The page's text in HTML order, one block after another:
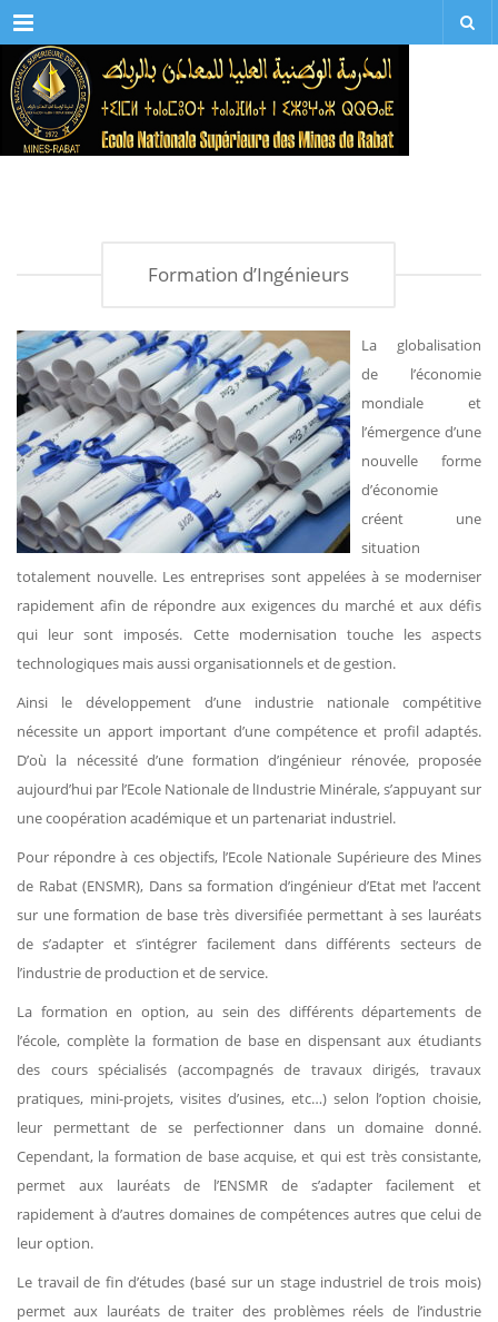
Menu
Formation d’Ingénieurs
La globalisation
de l’économie
mondiale et
l’émergence d’une
nouvelle forme
d’économie
créent une
situation
totalement nouvelle. Les entreprises sont appelées à se moderniser
rapidement afin de répondre aux exigences du marché et aux défis
qui leur sont imposés. Cette modernisation touche les aspects
technologiques mais aussi organisationnels et de gestion.
Ainsi le développement d’une industrie nationale compétitive
nécessite un apport important d’une compétence et profil adaptés.
D’où la nécessité d’une formation d’ingénieur rénovée, proposée
aujourd’hui par l’Ecole Nationale de lIndustrie Minérale, s’appuyant sur
une coopération académique et un partenariat industriel.
Pour répondre à ces objectifs, l’Ecole Nationale Supérieure des Mines
de Rabat (ENSMR), Dans sa formation d’ingénieur d’Etat met l’accent
sur une formation de base très diversifiée permettant à ses lauréats
de s’adapter et s’intégrer facilement dans différents secteurs de
l’industrie de production et de service.
La formation en option, au sein des différents départements de
l’école, complète la formation de base en dispensant aux étudiants
des cours spécialisés (accompagnés de travaux dirigés, travaux
pratiques, mini-projets, visites d’usines, etc…) selon l’option choisie,
leur permettant de se perfectionner dans un domaine donné.
Cependant, la formation de base acquise, et qui est très consistante,
permet aux lauréats de l’ENSMR de s’adapter facilement et
rapidement à d’autres domaines de compétences autres que celui de
leur option.
Le travail de fin d’études (basé sur un stage industriel de trois mois)
permet aux lauréats de traiter des problèmes réels de l’industrie